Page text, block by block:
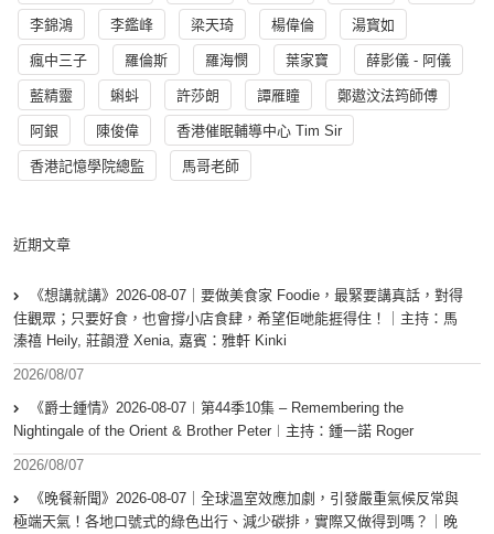
李錦鴻 李鑑峰 梁天琦 楊偉倫 湯寳如
瘋中三子 羅倫斯 羅海憫 葉家寶 薛影儀 - 阿儀
藍精靈 蝌蚪 許莎朗 譚雁瞳 鄭遨汶法筠師傅
阿銀 陳俊偉 香港催眠輔導中心 Tim Sir
香港記憶學院總監 馬哥老師
近期文章
《想講就講》2026-08-07｜要做美食家 Foodie，最緊要講真話，對得
住觀眾；只要好食，也會撐小店食肆，希望佢哋能捱得住！｜主持：馬
溱禧 Heily, 莊韻澄 Xenia, 嘉賓：雅軒 Kinki
2026/08/07
《爵士鍾情》2026-08-07︱第44季10集 – Remembering the
Nightingale of the Orient & Brother Peter︱主持：鍾一諾 Roger
2026/08/07
《晚餐新聞》2026-08-07｜全球溫室效應加劇，引發嚴重氣候反常與
極端天氣！各地口號式的綠色出行、減少碳排，實際又做得到嗎？｜晚